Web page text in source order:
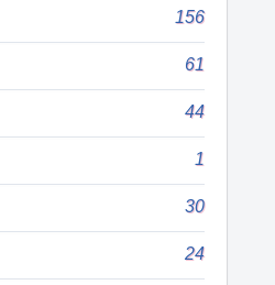
156
61
44
1
30
24